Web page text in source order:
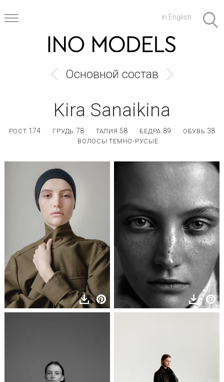
in English
Основной состав
Kira Sanaikina
РОСТ 174 ГРУДЬ 78 ТАЛИЯ 58 БЕДРА 89 ОБУВЬ 38
ВОЛОСЫ ТЕМНО-РУСЫЕ